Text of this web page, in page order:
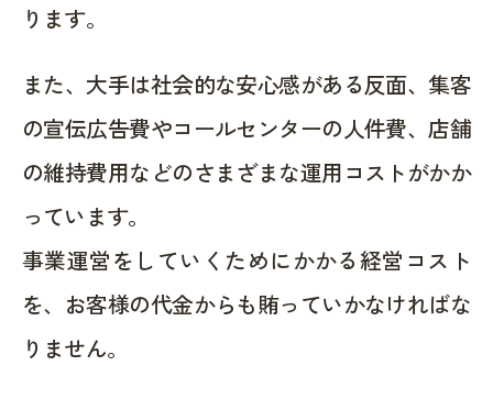
ります。
また、大手は社会的な安心感がある反面、集客
の宣伝広告費やコールセンターの人件費、店舗
の維持費用などのさまざまな運用コストがかか
っています。
事業運営をしていくためにかかる経営コスト
を、お客様の代金からも賄っていかなければな
りません。